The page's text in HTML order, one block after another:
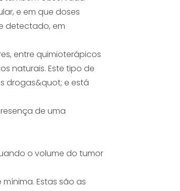
e em que doses
detectado, em
entre quimioterápicos
naturais. Este tipo de
drogas&quot; e está
de uma
o volume do tumor
Estas são as